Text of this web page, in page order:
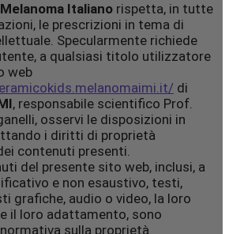
Italiano rispetta, in tutte
le prescrizioni in tema di
Specularmente richiede
a qualsiasi titolo utilizzatore
web
di
, responsabile scientifico Prof.
osservi le disposizioni in
i diritti di proprietà
contenuti presenti.
del presente sito web, inclusi, a
e non esaustivo, testi,
grafiche, audio o video, la loro
il loro adattamento, sono
sulla proprietà